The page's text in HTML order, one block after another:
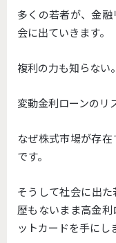
多くの若者が、金
会に出ていきます。
複利の力も知らない。
変動金利ローンのリ
なぜ株式市場が存
です。
そうして社会に出
歴もないまま高金
ットカードを手にし